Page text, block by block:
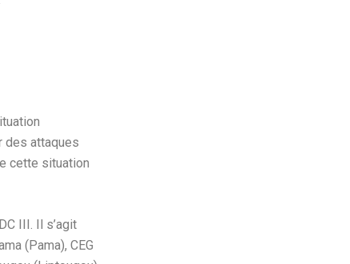
des attaques
cette situation
III. Il s’agit
(Pama), CEG